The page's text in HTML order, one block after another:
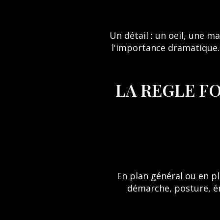
Un détail : un oeil, une
l'importance
LA REGLE
En plan général ou en
démarche, posture,